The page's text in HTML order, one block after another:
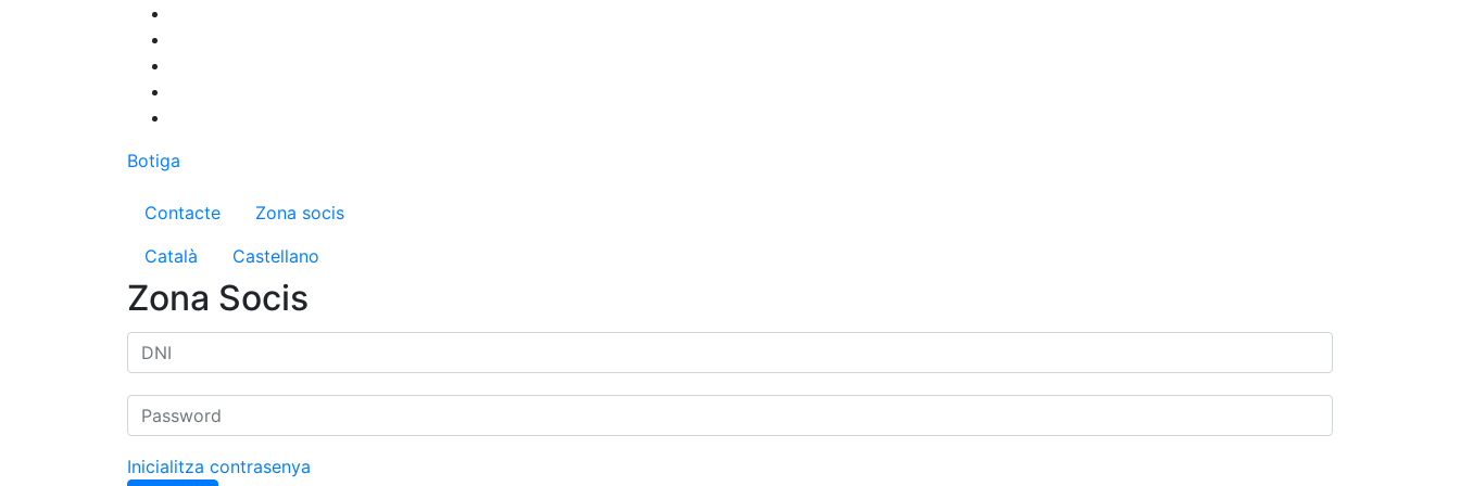
Botiga
Menú del compte d'usuari
Contacte
Zona socis
Català
Castellano
Zona Socis
Inicialitza contrasenya